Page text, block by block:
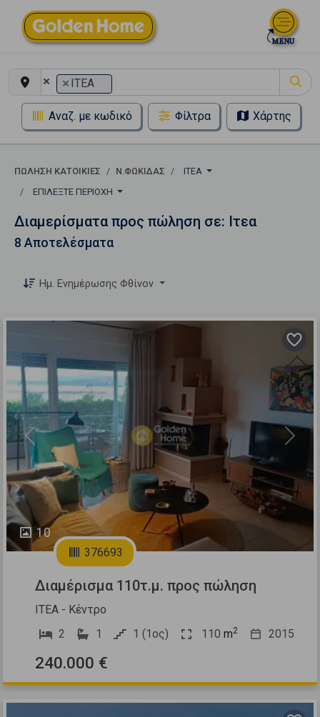
× × ΙΤΕΑ
Αναζ. με κωδικό Φίλτρα Χάρτης
ΠΏΛΗΣΗ ΚΑΤΟΙΚΊΕΣ Ν.ΦΩΚΙΔΑΣ
ΙΤΕΑ
ΕΠΙΛΈΞΤΕ ΠΕΡΙΟΧΉ
Διαμερίσματα προς πώληση σε: Ιτεα
8 Αποτελέσματα
Ημ. Ενημέρωσης Φθίνον
10
Previous Next
376693
Διαμέρισμα 110τ.μ. προς πώληση
ΙΤΕΑ - Κέντρο
2
1 1 (1ος) 110 m2 2015
240.000 €